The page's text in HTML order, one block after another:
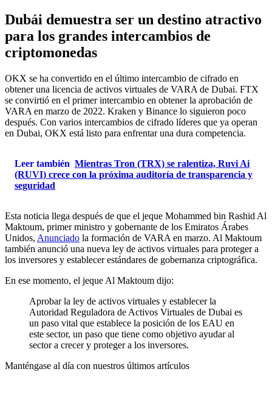
Dubái demuestra ser un destino atractivo
para los grandes intercambios de
criptomonedas
OKX se ha convertido en el último intercambio de cifrado en
obtener una licencia de activos virtuales de VARA de Dubai. FTX
se convirtió en el primer intercambio en obtener la aprobación de
VARA en marzo de 2022. Kraken y Binance lo siguieron poco
después. Con varios intercambios de cifrado líderes que ya operan
en Dubai, OKX está listo para enfrentar una dura competencia.
Leer también Mientras Tron (TRX) se ralentiza, Ruvi Ai
(RUVI) crece con la próxima auditoría de transparencia y
seguridad
Esta noticia llega después de que el jeque Mohammed bin Rashid Al
Maktoum, primer ministro y gobernante de los Emiratos Árabes
Unidos, Anunciado la formación de VARA en marzo. Al Maktoum
también anunció una nueva ley de activos virtuales para proteger a
los inversores y establecer estándares de gobernanza criptográfica.
En ese momento, el jeque Al Maktoum dijo:
Aprobar la ley de activos virtuales y establecer la
Autoridad Reguladora de Activos Virtuales de Dubai es
un paso vital que establece la posición de los EAU en
este sector, un paso que tiene como objetivo ayudar al
sector a crecer y proteger a los inversores.
Manténgase al día con nuestros últimos artículos